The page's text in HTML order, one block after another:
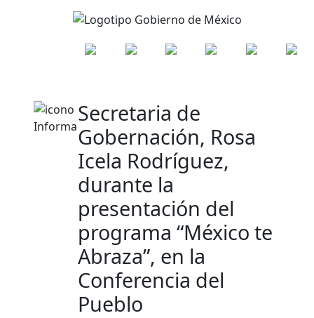
Secretaria de
Gobernación, Rosa
Icela Rodríguez,
durante la
presentación del
programa “México te
Abraza”, en la
Conferencia del
Pueblo